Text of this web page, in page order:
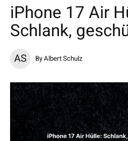
iPhone 17 Air
Schlank,
AS By Albert Schulz